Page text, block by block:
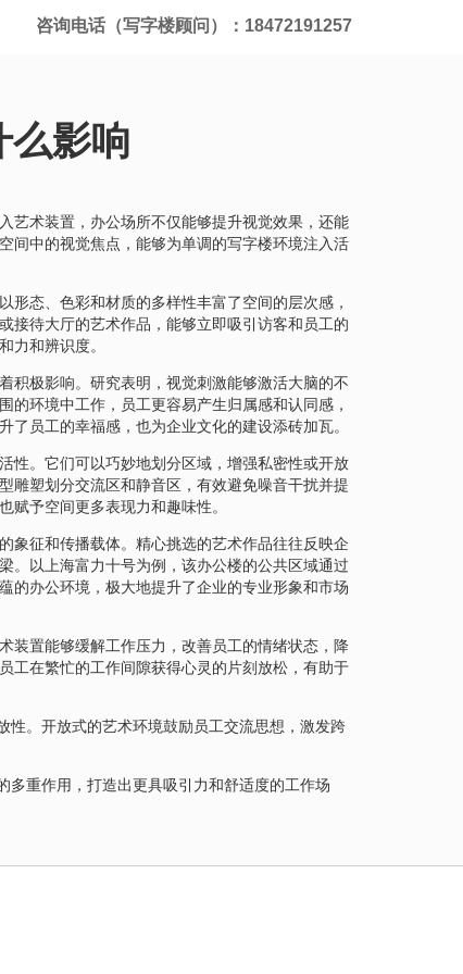
咨询电话（写字楼顾问）：18472191257
么影响
艺术装置，办公场所不仅能够提升视觉效果，还能
间中的视觉焦点，能够为单调的写字楼环境注入活
态、色彩和材质的多样性丰富了空间的层次感，
接待大厅的艺术作品，能够立即吸引访客和员工的
力和辨识度。
积极影响。研究表明，视觉刺激能够激活大脑的不
的环境中工作，员工更容易产生归属感和认同感，
员工的幸福感，也为企业文化的建设添砖加瓦。
性。它们可以巧妙地划分区域，增强私密性或开放
雕塑划分交流区和静音区，有效避免噪音干扰并提
赋予空间更多表现力和趣味性。
象征和传播载体。精心挑选的艺术作品往往反映企
。以上海富力十号为例，该办公楼的公共区域通过
的办公环境，极大地提升了企业的专业形象和市场
装置能够缓解工作压力，改善员工的情绪状态，降
工在繁忙的工作间隙获得心灵的片刻放松，有助于
性。开放式的艺术环境鼓励员工交流思想，激发跨
重作用，打造出更具吸引力和舒适度的工作场